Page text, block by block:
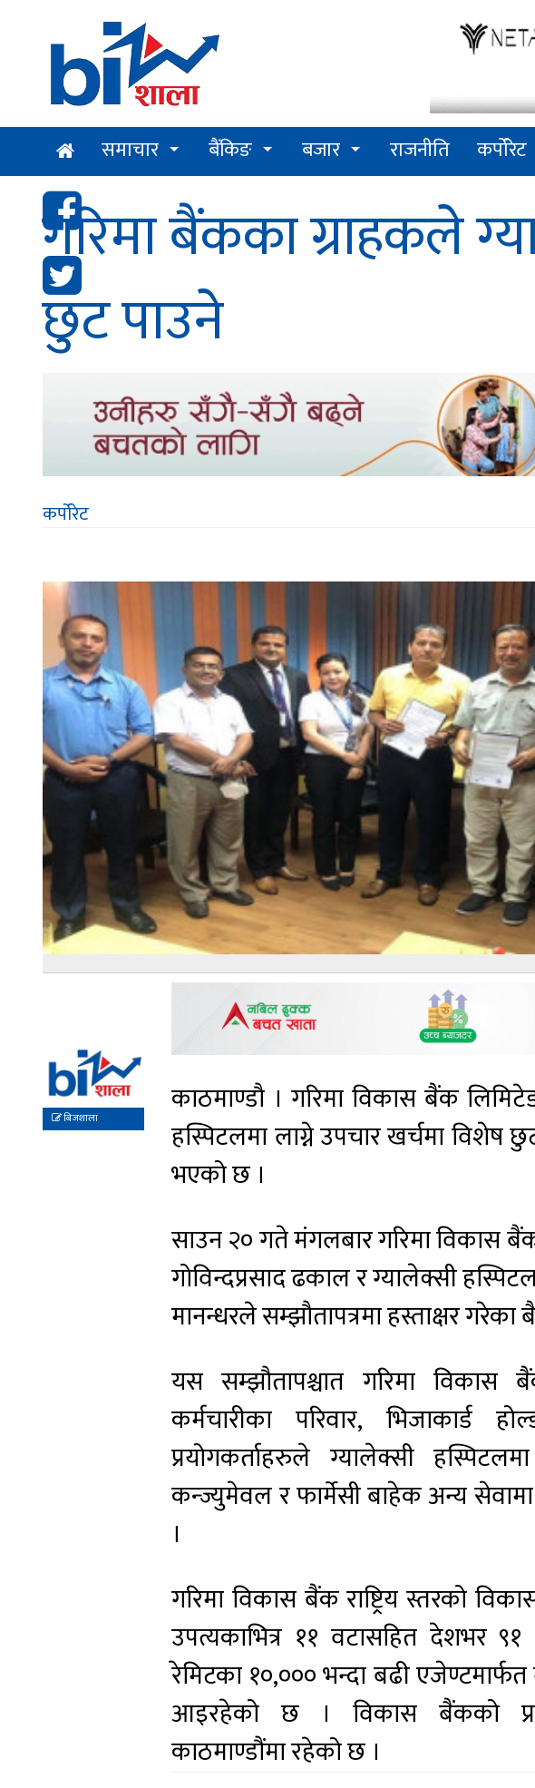
समाचार बैंकिङ बजार राजनीति कर्पोरेट
गरिमा बैंकका ग्राहकले
छुट पाउने
कर्पोरेट
बिजशाला
काठमाण्डौ । गरिमा विकास बैंक
हस्पिटलमा लाग्ने उपचार खर्चमा विशेष
भएको छ ।
साउन २० गते मंगलबार गरिमा विकास
गोविन्दप्रसाद ढकाल र ग्यालेक्सी
मानन्धरले सम्झौतापत्रमा हस्ताक्षर
यस सम्झौतापश्चात गरिमा विकास
कर्मचारीका परिवार, भिजाकार्ड
प्रयोगकर्ताहरुले ग्यालेक्सी
कन्ज्युमेवल र फार्मेसी बाहेक अन्य सेवामा
।
गरिमा विकास बैंक राष्ट्रिय स्तरको
उपत्यकाभित्र ११ वटासहित देशभर
रेमिटका १०,००० भन्दा बढी एजेण्टमार्फत
आइरहेको छ । विकास बैंकको
काठमाण्डौंमा रहेको छ ।